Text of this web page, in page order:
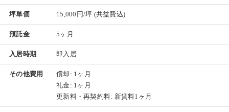
坪単価 15,000円/坪 (共益費込)
預託金 5ヶ月
入居時期 即入居
その他費用
償却: 1ヶ月
礼金: 1ヶ月
更新料・再契約料: 新賃料1ヶ月